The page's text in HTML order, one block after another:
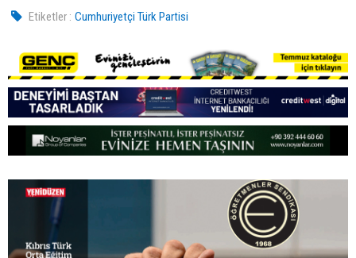
Etiketler : Cumhuriyetçi Türk Partisi